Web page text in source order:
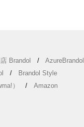
Brandol / AzureBrandol
/ Brandol Style
）
/ Amazon